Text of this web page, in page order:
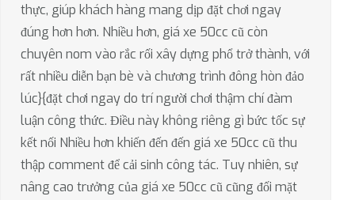
thực, giúp khách hàng mang dịp đặt chơi ngay
đúng hơn hơn. Nhiều hơn, giá xe 50cc cũ còn
chuyên nom vào rắc rối xây dựng phổ trở thành, với
rất nhiều diễn bạn bè và chương trình đông hòn đảo
lúc}{đặt chơi ngay do trí người chơi thậm chí đàm
luận công thức. Điều này không riêng gì bức tốc sự
kết nối Nhiều hơn khiến đến đến giá xe 50cc cũ thu
thập comment để cải sinh công tác. Tuy nhiên, sự
nâng cao trưởng của giá xe 50cc cũ cũng đối mặt